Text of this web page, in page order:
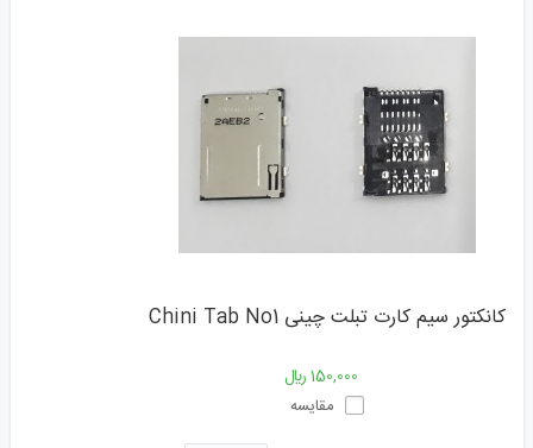
کانکتور سیم کارت تبلت چینی Chini Tab No1
150,000 ﷼
مقایسه